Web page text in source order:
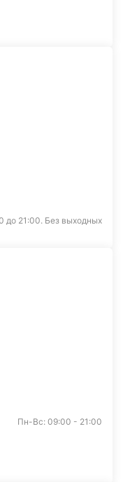
до 21:00. Без выходных
Пн-Вс: 09:00 - 21:00